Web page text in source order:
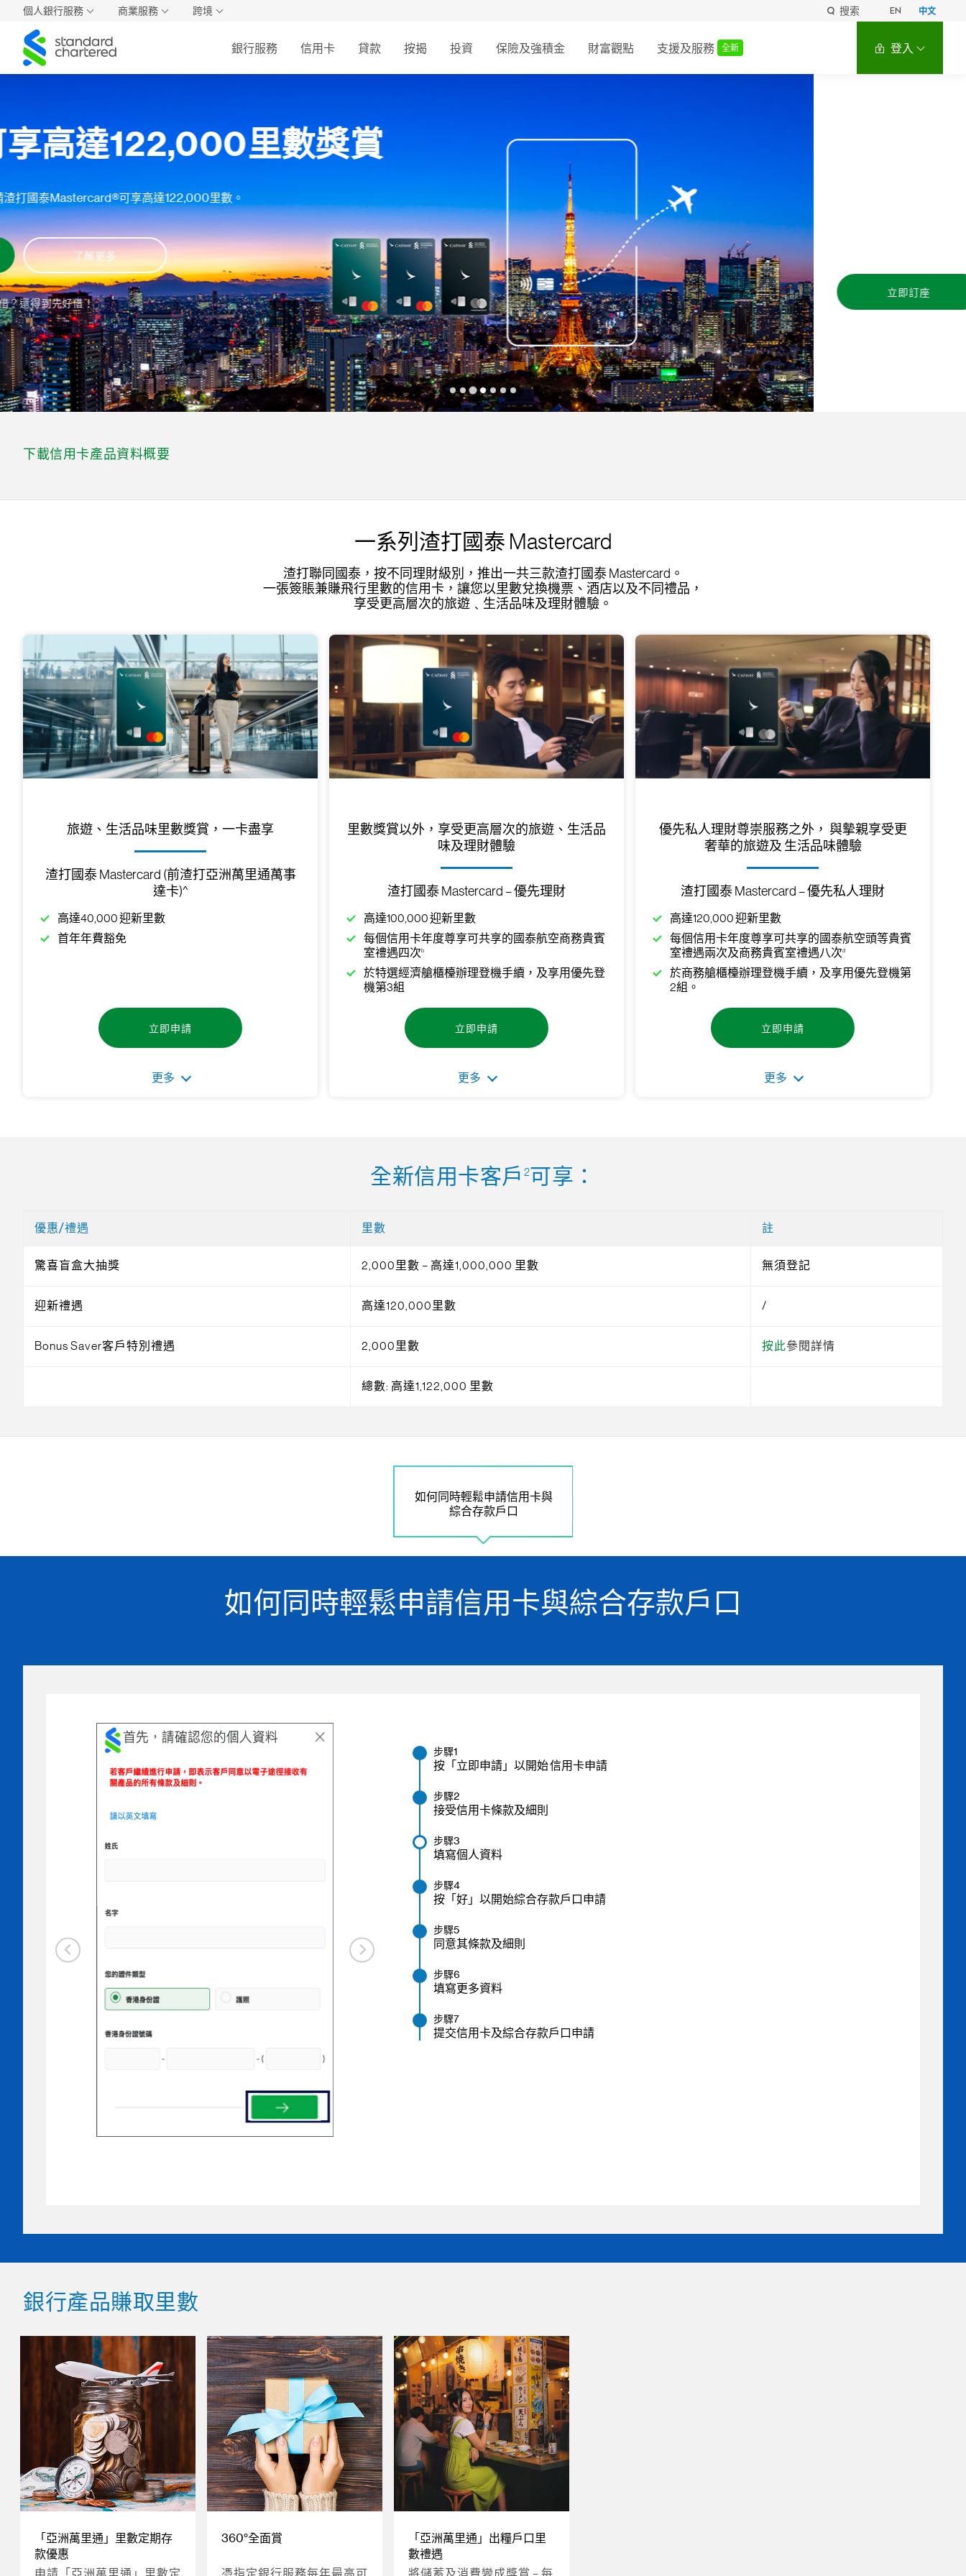
個人銀行服務 商業服務 跨境 搜索 EN 中文
Standard
Chartered
銀行服務 信用卡 貸款 按揭 投資 保險及強積金 財富觀點 支援及服務 全新 登入
「一席賞 一起嚐」禮遇
渣打國泰Mastercard – 優先私人理財及優先理財客戶專屬禮遇，遍達香港、大灣區及
及海外旅遊勝地的尊尚食府及米芝蓮餐廳等。我們誠意為各位貴賓獻上一份驚喜禮
遇。每桌將由我們誠摯招待一份免費套餐，一起品嚐珍饈美饌。
立即訂座
下載信用卡產品資料概要
一系列渣打國泰 Mastercard
渣打聯同國泰，按不同理財級別，推出一共三款渣打國泰 Mastercard。
一張簽賬兼賺飛行里數的信用卡，讓您以里數兌換機票、酒店以及不同禮品，
享受更高層次的旅遊﹑生活品味及理財體驗。
旅遊、生活品味里數獎賞，一卡盡享
渣打國泰 Mastercard (前渣打亞洲萬里通萬事
達卡)^
高達40,000 迎新里數
首年年費豁免
立即申請
更多
里數獎賞以外，享受更高層次的旅遊、生活品
味及理財體驗
渣打國泰 Mastercard – 優先理財
高達100,000 迎新里數
每個信用卡年度尊享可共享的國泰航空商務貴賓
室禮遇四次b
於特選經濟艙櫃檯辦理登機手續，及享用優先登
機第3組
立即申請
更多
​優先私人理財尊崇服務之外， 與摰親享受更
奢華的旅遊及 生活品味體驗
渣打國泰 Mastercard – 優先私人理財
高達120,000 迎新里數
每個信用卡年度尊享可共享的國泰航空頭等貴賓
室禮遇兩次及商務貴賓室禮遇八次d
於商務艙櫃檯辦理登機手續，及享用優先登機第
2組。
立即申請
更多
全新信用卡客戶 2可享：
優惠/禮遇 里數 註
驚喜盲盒大抽獎 2,000里數 – 高達1,000,000 里數 無須登記
迎新禮遇 高達120,000里數 /
Bonus Saver客戶特別禮遇 2,000里數 按此參閱詳情
總數: 高達1,122,000 里數
如何同時輕鬆申請信用卡與
綜合存款戶口
如何同時輕鬆申請信用卡與綜合存款戶口
步驟1
按「立即申請」以開始 信用卡申請
步驟2
接受信用卡條款及細則
步驟3
填寫個人資料
步驟4
按「好」以開始綜合存款戶口申請
步驟5
同意其條款及細則
步驟6
填寫更多資料
步驟7
提交信用卡及綜合存款戶口申請
銀行產品賺取里數
「亞洲萬里通」里數定期存
款優惠
360°全面賞
「亞洲萬里通」出糧戶口里
數禮遇